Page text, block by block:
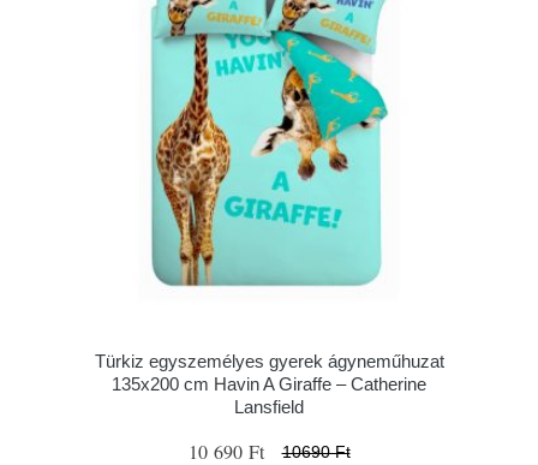
Türkiz egyszemélyes gyerek ágyneműhuzat
135x200 cm Havin A Giraffe – Catherine
Lansfield
10 690 Ft 10690 Ft